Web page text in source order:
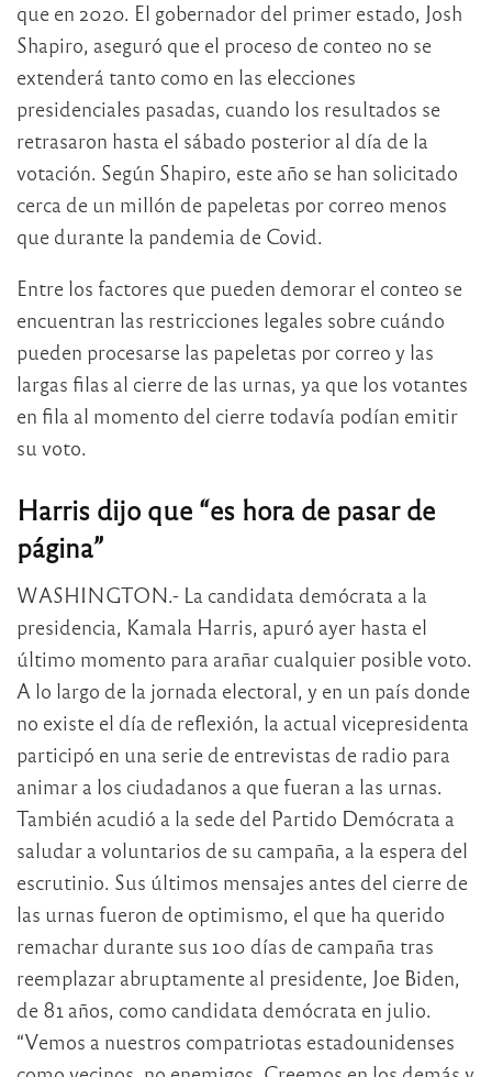
que en 2020. El gobernador del primer estado, Josh
Shapiro, aseguró que el proceso de conteo no se
extenderá tanto como en las elecciones
presidenciales pasadas, cuando los resultados se
retrasaron hasta el sábado posterior al día de la
votación. Según Shapiro, este año se han solicitado
cerca de un millón de papeletas por correo menos
que durante la pandemia de Covid.
Entre los factores que pueden demorar el conteo se
encuentran las restricciones legales sobre cuándo
pueden procesarse las papeletas por correo y las
largas filas al cierre de las urnas, ya que los votantes
en fila al momento del cierre todavía podían emitir
su voto.
Harris dijo que “es hora de pasar de
página”
WASHINGTON.- La candidata demócrata a la
presidencia, Kamala Harris, apuró ayer hasta el
último momento para arañar cualquier posible voto.
A lo largo de la jornada electoral, y en un país donde
no existe el día de reflexión, la actual vicepresidenta
participó en una serie de entrevistas de radio para
animar a los ciudadanos a que fueran a las urnas.
También acudió a la sede del Partido Demócrata a
saludar a voluntarios de su campaña, a la espera del
escrutinio. Sus últimos mensajes antes del cierre de
las urnas fueron de optimismo, el que ha querido
remachar durante sus 100 días de campaña tras
reemplazar abruptamente al presidente, Joe Biden,
de 81 años, como candidata demócrata en julio.
“Vemos a nuestros compatriotas estadounidenses